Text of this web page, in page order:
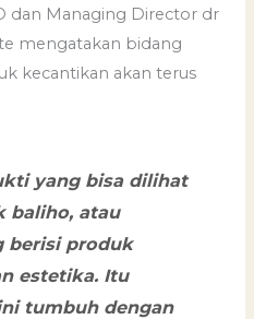
dan Managing Director dr
mengatakan bidang
kecantikan akan terus
yang bisa dilihat
baliho, atau
berisi produk
estetika. Itu
tumbuh dengan